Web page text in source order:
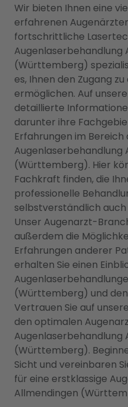
Wir bieten Ihnen eine
erfahrenen
fortschrittliche
Augenlaserbehandlung
(Württemberg)
es, Ihnen den Zugang
ermöglichen. Auf
detaillierte
darunter ihre
Erfahrungen im Bereich
Augenlaserbehandlung
(Württemberg). Hier
Fachkraft finden, die
professionelle
selbstverständlich
Unser Augenarzt-
außerdem die
Erfahrungen anderer
erhalten Sie einen
(Württemberg) und
Vertrauen Sie auf
den optimalen
Augenlaserbehandlung
(Württemberg).
Sicht und vereinbaren
für eine erstklassige
Allmendingen